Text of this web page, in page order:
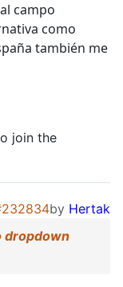
campo
como
también me
join the
by Hertak
dropdown